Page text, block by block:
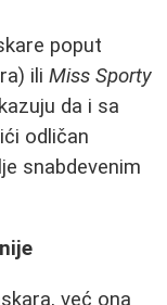
poput
ili Miss Sporty
da i sa
odličan
snabdevenim
već ona